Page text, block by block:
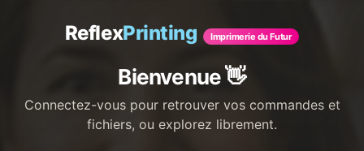
ReflexPrinting Imprimerie du Futur
Bienvenue 👋
Connectez-vous pour retrouver vos commandes et
fichiers, ou explorez librement.